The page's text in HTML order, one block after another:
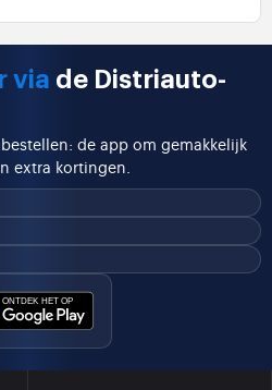
via de Distriauto-
de app om gemakkelijk
extra kortingen.